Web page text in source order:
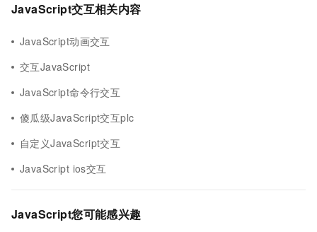
JavaScript交互相关内容
JavaScript动画交互
交互JavaScript
JavaScript命令行交互
傻瓜级JavaScript交互plc
自定义JavaScript交互
JavaScript ios交互
JavaScript您可能感兴趣